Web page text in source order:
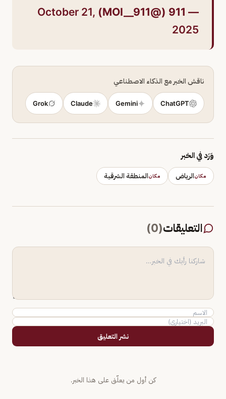
— 911 (@MOI__911)
October 21,
2025
ناقش الخبر مع الذكاء الاصطناعي
ChatGPT
Gemini
Claude
Grok
وَرَد في الخبر
مكانالرياض مكانالمنطقة الشرقية
التعليقات(
0
)
نشر التعليق
كن أول من يعلّق على هذا الخبر.